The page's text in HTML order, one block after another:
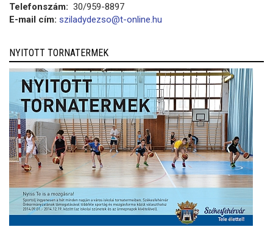
Telefonszám: 30/959-8897
E-mail cím: sziladydezso@t-online.hu
NYITOTT TORNATERMEK